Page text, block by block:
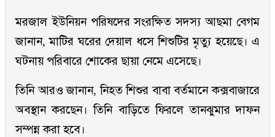
মরজাল ইউনিয়ন পরিষদের সংরক্ষিত সদস্য আছমা বেগম
জানান, মাটির ঘরের দেয়াল ধসে শিশুটির মৃত্যু হয়েছে। এ
ঘটনায় পরিবারে শোকের ছায়া নেমে এসেছে।
তিনি আরও জানান, নিহত শিশুর বাবা বর্তমানে কক্সবাজারে
অবস্থান করছেন। তিনি বাড়িতে ফিরলে তানঝুমার দাফন
সম্পন্ন করা হবে।